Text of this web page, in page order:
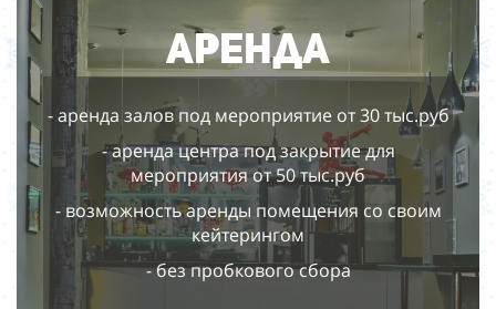
Аренда
- аренда залов под мероприятие от 30 тыс.руб
- аренда центра под закрытие для
мероприятия от 50 тыс.руб
- возможность аренды помещения со своим
кейтерингом
- без пробкового сбора